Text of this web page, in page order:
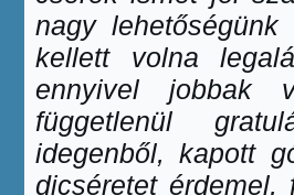
nagy lehető
kellett volna
ennyivel jobbak
függetlenül
idegenből, kapott
dicséretet érdemel,